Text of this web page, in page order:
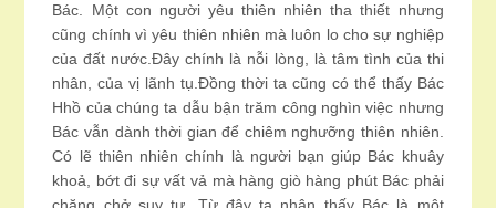
Bác. Một con người yêu thiên nhiên tha thiết nhưng
cũng chính vì yêu thiên nhiên mà luôn lo cho sự nghiệp
của đất nước.Đây chính là nỗi lòng, là tâm tình của thi
nhân, của vị lãnh tụ.Đồng thời ta cũng có thể thấy Bác
Hhồ của chúng ta dẫu bận trăm công nghìn việc nhưng
Bác vẫn dành thời gian để chiêm nghưỡng thiên nhiên.
Có lẽ thiên nhiên chính là người bạn giúp Bác khuây
khoả, bớt đi sự vất vả mà hàng giò hàng phút Bác phải